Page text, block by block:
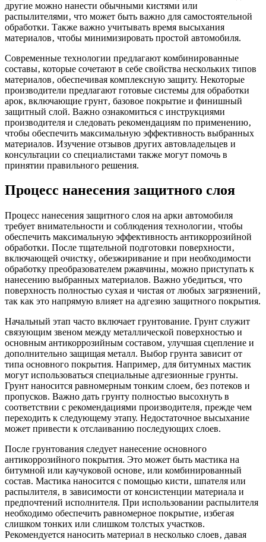
другие можно нанести обычными кистями или
распылителями‚ что может быть важно для самостоятельной
обработки. Также важно учитывать время высыхания
материалов‚ чтобы минимизировать простой автомобиля.
Современные технологии предлагают комбинированные
составы‚ которые сочетают в себе свойства нескольких типов
материалов‚ обеспечивая комплексную защиту. Некоторые
производители предлагают готовые системы для обработки
арок‚ включающие грунт‚ базовое покрытие и финишный
защитный слой. Важно ознакомиться с инструкциями
производителя и следовать рекомендациям по применению‚
чтобы обеспечить максимальную эффективность выбранных
материалов. Изучение отзывов других автовладельцев и
консультации со специалистами также могут помочь в
принятии правильного решения.
Процесс нанесения защитного слоя
Процесс нанесения защитного слоя на арки автомобиля
требует внимательности и соблюдения технологии‚ чтобы
обеспечить максимальную эффективность антикоррозийной
обработки. После тщательной подготовки поверхности‚
включающей очистку‚ обезжиривание и при необходимости
обработку преобразователем ржавчины‚ можно приступать к
нанесению выбранных материалов. Важно убедиться‚ что
поверхность полностью сухая и чистая от любых загрязнений‚
так как это напрямую влияет на адгезию защитного покрытия.
Начальный этап часто включает грунтование. Грунт служит
связующим звеном между металлической поверхностью и
основным антикоррозийным составом‚ улучшая сцепление и
дополнительно защищая металл. Выбор грунта зависит от
типа основного покрытия. Например‚ для битумных мастик
могут использоваться специальные адгезионные грунты.
Грунт наносится равномерным тонким слоем‚ без потеков и
пропусков. Важно дать грунту полностью высохнуть в
соответствии с рекомендациями производителя‚ прежде чем
переходить к следующему этапу. Недостаточное высыхание
может привести к отслаиванию последующих слоев.
После грунтования следует нанесение основного
антикоррозийного покрытия. Это может быть мастика на
битумной или каучуковой основе‚ или комбинированный
состав. Мастика наносится с помощью кисти‚ шпателя или
распылителя‚ в зависимости от консистенции материала и
предпочтений исполнителя. При использовании распылителя
необходимо обеспечить равномерное покрытие‚ избегая
слишком тонких или слишком толстых участков.
Рекомендуется наносить материал в несколько слоев‚ давая